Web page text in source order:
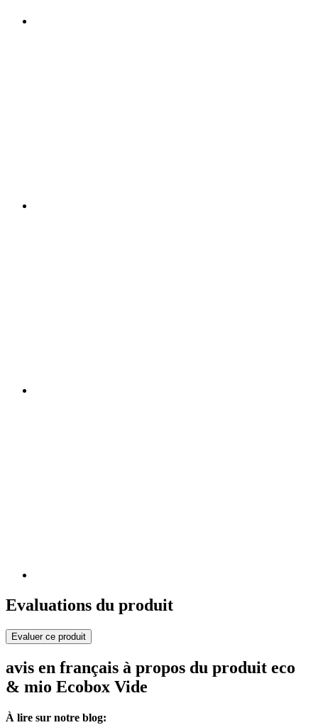
Evaluations du produit
Evaluer ce produit
avis en français à propos du produit eco
& mio Ecobox Vide
À lire sur notre blog: